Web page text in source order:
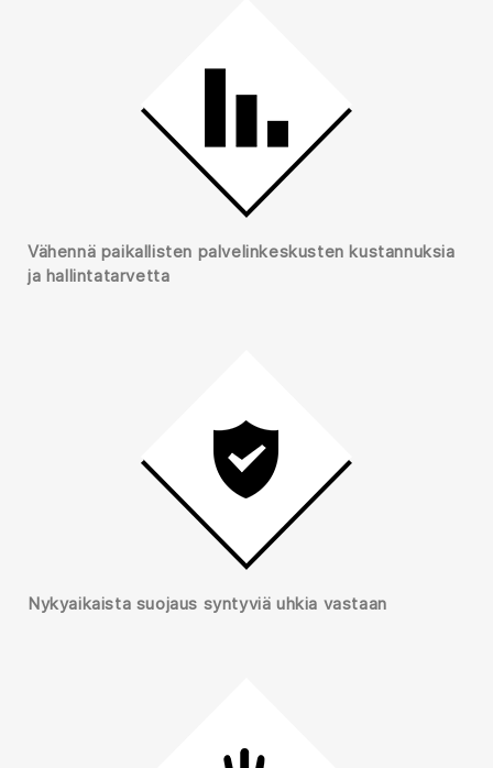
Vähennä paikallisten palvelinkeskusten kustannuksia
ja hallintatarvetta
Nykyaikaista suojaus syntyviä uhkia vastaan